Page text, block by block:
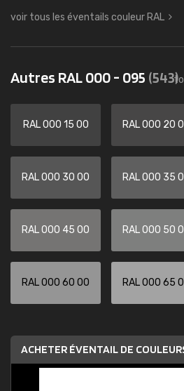
voir tous les éventails couleur RAL
Autres RAL 000 - 095 (543)
RAL 000 15 00 RAL 000 20
RAL 000 30 00 RAL 000 35
RAL 000 45 00 RAL 000 50
RAL 000 60 00 RAL 000 65
ACHETER ÉVENTAIL DE